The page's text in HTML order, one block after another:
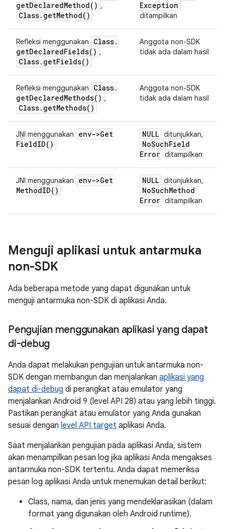
getDeclaredMethod( ) ,
Class. getMethod( )
Exception
ditampilkan
Refleksi menggunakan Class.
getDeclaredFields( ) ,
Class. getFields( )
Anggota non-SDK
tidak ada dalam hasil
Refleksi menggunakan Class.
getDeclaredMethods( ) ,
Class. getMethods( )
Anggota non-SDK
tidak ada dalam hasil
JNI menggunakan env->Get
FieldID( )
NULL ditunjukkan,
NoSuchField
Error ditampilkan
JNI menggunakan env->Get
MethodID( )
NULL ditunjukkan,
NoSuchMethod
Error ditampilkan
Menguji aplikasi untuk antarmuka
non-SDK
Ada beberapa metode yang dapat digunakan untuk
menguji antarmuka non-SDK di aplikasi Anda.
Pengujian menggunakan aplikasi yang dapat
di-debug
Anda dapat melakukan pengujian untuk antarmuka non-
SDK dengan membangun dan menjalankan aplikasi yang
dapat di-debug di perangkat atau emulator yang
menjalankan Android 9 (level API 28) atau yang lebih tinggi.
Pastikan perangkat atau emulator yang Anda gunakan
sesuai dengan level API target aplikasi Anda.
Saat menjalankan pengujian pada aplikasi Anda, sistem
akan menampilkan pesan log jika aplikasi Anda mengakses
antarmuka non-SDK tertentu. Anda dapat memeriksa
pesan log aplikasi Anda untuk menemukan detail berikut:
Class, nama, dan jenis yang mendeklarasikan (dalam
format yang digunakan oleh Android runtime).